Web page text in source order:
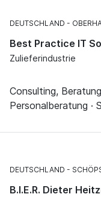
DEUTSCHLAND
Best Practice IT
Zulieferindustrie
Consulting,
Personalberatung ·
DEUTSCHLAND
B.I.E.R. Dieter